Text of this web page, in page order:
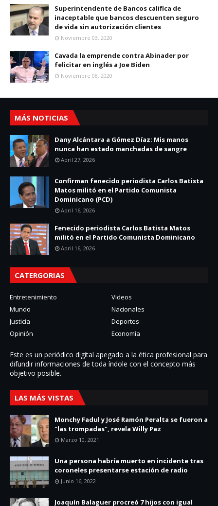
Superintendente de Bancos califica de
inaceptable que bancos descuenten seguro
de vida sin autorización clientes
Noviembre 03, 2020
Cavada la emprende contra Abinader por
felicitar en inglés a Joe Biden
Noviembre 08, 2020
MÁS NOTICIAS
Dany Alcántara a Gómez Díaz: Mis manos
nunca han estado manchadas de sangre
April 27, 2026
Confirman fenecido periodista Carlos Batista
Matos militó en el Partido Comunista
Dominicano (PCD)
April 16, 2026
Fenecido periodista Carlos Batista Matos
militó en el Partido Comunista Dominicano
April 16, 2026
CATERGORIAS
Entretenimiento
Videos
Mundo
Nacionales
Justicia
Deportes
Opinión
Economía
Este es un periódico digital apegado a la ética profesional para
difundir informaciones de toda í­ndole con el concepto más
objetivo posible.
LAS MÁS VISTAS
Monchy Fadul y José Ramón Peralta se fueron a
"las trompadas", revela Willy Paz
Marzo 10, 2021
Una persona habría muerto en incidente tras
coroneles presentarse estación de radio
Junio 16, 2022
Joaquín Balaguer procreó 7 hijos con igual